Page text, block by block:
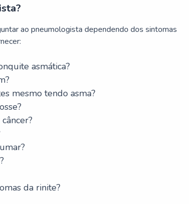
ao pneumologista dependendo dos sintomas
asmática?
mesmo tendo asma?
da rinite?